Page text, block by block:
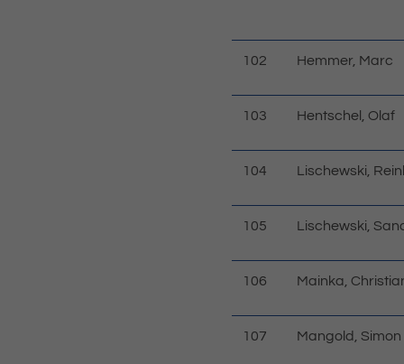
102 Hemmer, Marc
103 Hentschel, Olaf
104 Lischewski,
105 Lischewski,
106 Mainka,
107 Mangold, Simon